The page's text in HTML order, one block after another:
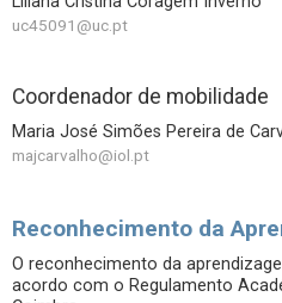
uc45091@uc.pt
Coordenador de mobilidade
Maria José Simões Pereira de
majcarvalho@iol.pt
Reconhecimento da
O reconhecimento da
acordo com o Regulamento